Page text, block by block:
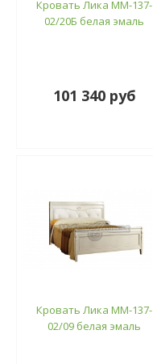
Кровать Лика ММ-137-
02/20Б белая эмаль
101 340 руб
Кровать Лика ММ-137-
02/09 белая эмаль